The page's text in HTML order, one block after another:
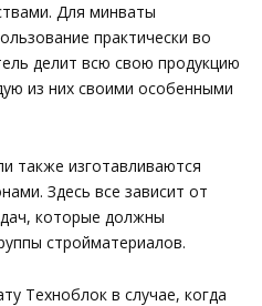
Для минваты
практически во
делит всю свою продукцию
из них своими особенными
также изготавливаются
Здесь все зависит от
которые должны
стройматериалов.
Техноблок в случае, когда